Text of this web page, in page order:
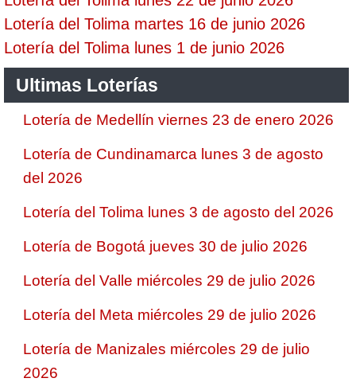
Lotería del Tolima martes 16 de junio 2026
Lotería del Tolima lunes 1 de junio 2026
Ultimas Loterías
Lotería de Medellín viernes 23 de enero 2026
Lotería de Cundinamarca lunes 3 de agosto
del 2026
Lotería del Tolima lunes 3 de agosto del 2026
Lotería de Bogotá jueves 30 de julio 2026
Lotería del Valle miércoles 29 de julio 2026
Lotería del Meta miércoles 29 de julio 2026
Lotería de Manizales miércoles 29 de julio
2026